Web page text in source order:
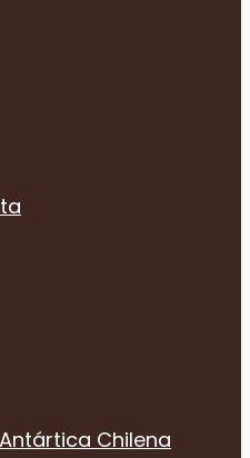
Chilena